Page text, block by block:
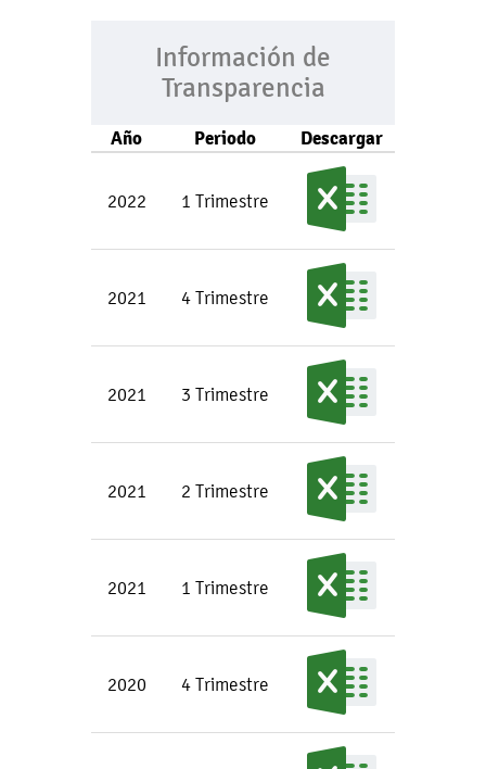
Información de
Transparencia
Año Periodo Descargar
2022 1 Trimestre
2021 4 Trimestre
2021 3 Trimestre
2021 2 Trimestre
2021 1 Trimestre
2020 4 Trimestre